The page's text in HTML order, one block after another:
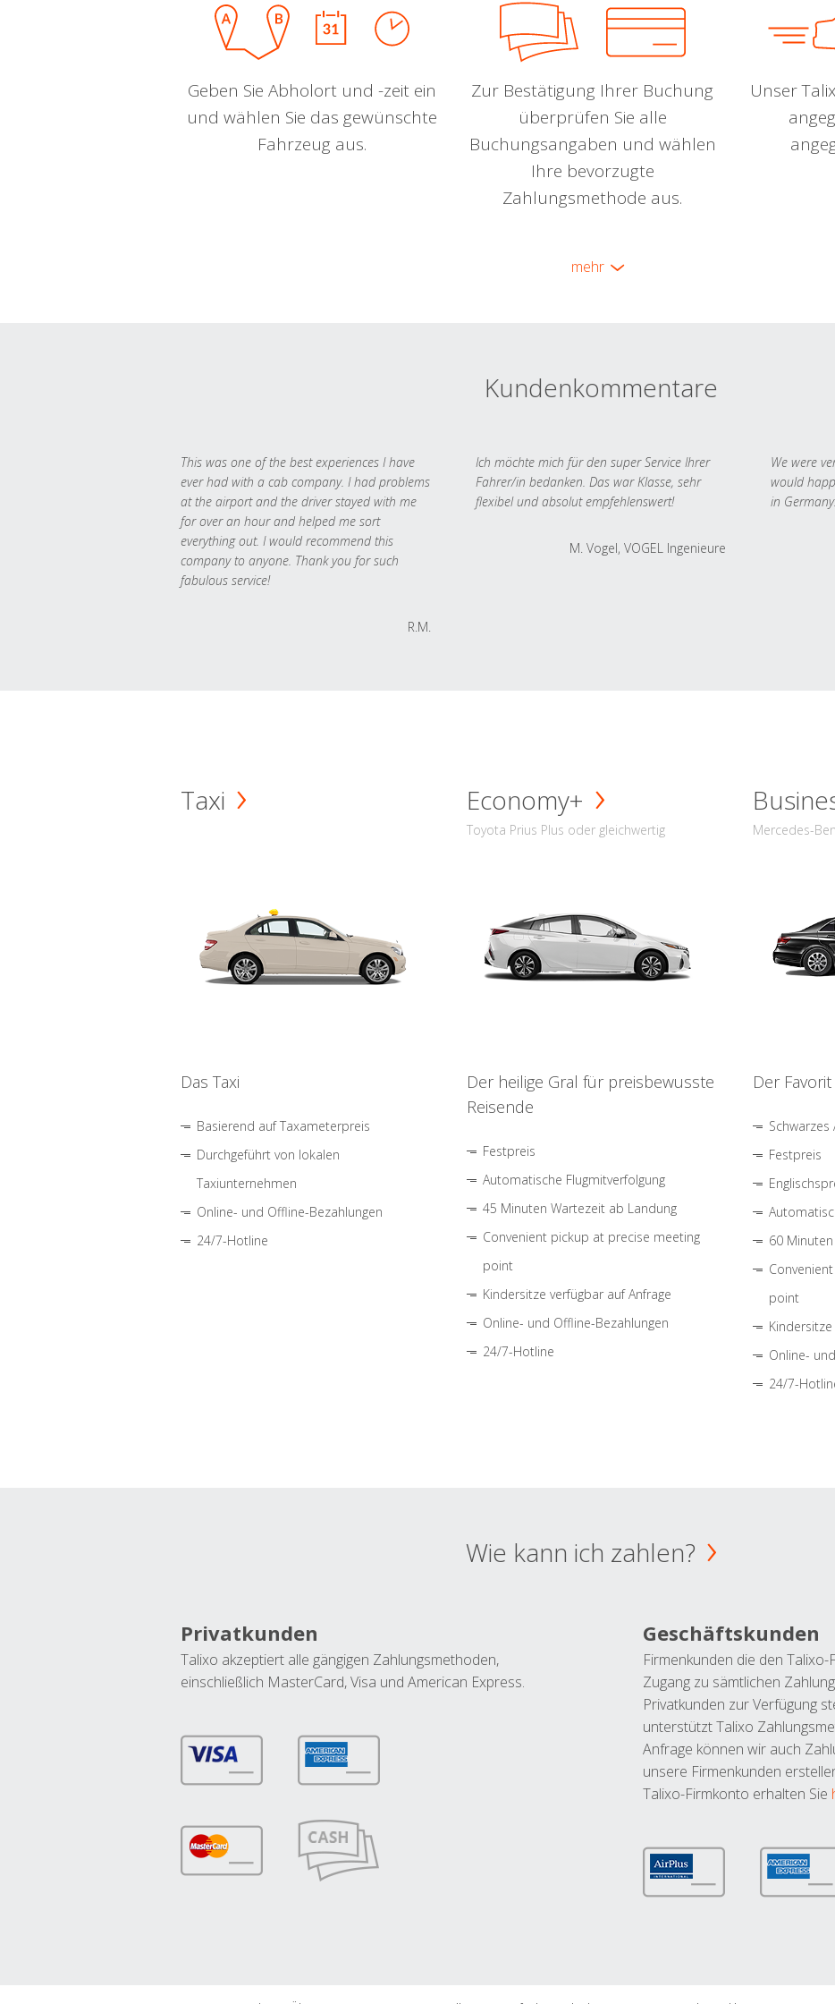
Geben Sie Abholort und -zeit ein
und wählen Sie das gewünschte
Fahrzeug aus.
Zur Bestätigung Ihrer Buchung
überprüfen Sie alle
Buchungsangaben und wählen
Ihre bevorzugte
Zahlungsmethode aus.
Unser
mehr
Kundenkommentare
This was one of the best experiences I have
ever had with a cab company. I had problems
at the airport and the driver stayed with me
for over an hour and helped me sort
everything out. I would recommend this
company to anyone. Thank you for such
fabulous service!
R.M.
Ich möchte mich für den super Service Ihrer
Fahrer/in bedanken. Das war Klasse, sehr
flexibel und absolut empfehlenswert!
M. Vogel, VOGEL Ingenieure
We were
would
in Germany.
Taxi
Das Taxi
Basierend auf Taxameterpreis
Durchgeführt von lokalen
Taxiunternehmen
Online- und Offline-Bezahlungen
24/7-Hotline
Economy+
Toyota Prius Plus oder gleichwertig
Der heilige Gral für preisbewusste
Reisende
Festpreis
Automatische Flugmitverfolgung
45 Minuten Wartezeit ab Landung
Convenient pickup at precise meeting
point
Kindersitze verfügbar auf Anfrage
Online- und Offline-Bezahlungen
24/7-Hotline
Mercedes-
Der
Festpreis
60
point
Online-
24/7-
Wie kann ich zahlen?
Privatkunden
Talixo akzeptiert alle gängigen Zahlungsmethoden,
einschließlich MasterCard, Visa und American Express.
Geschäftskunden
Firmenkunden die den
Zugang zu sämtlichen
Privatkunden zur Verfügung
unterstützt Talixo
Anfrage können wir auch
unsere Firmenkunden
Talixo-Firmkonto erhalten Sie